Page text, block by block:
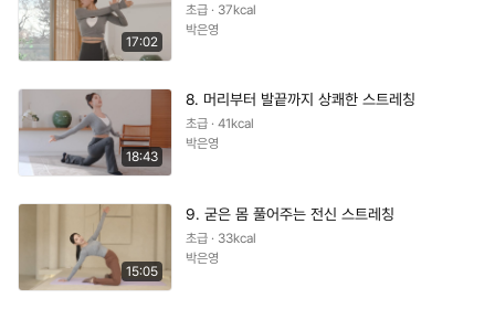
17:02
초급 · 37kcal
박은영
18:43
8. 머리부터 발끝까지 상쾌한 스트레칭
초급 · 41kcal
박은영
15:05
9. 굳은 몸 풀어주는 전신 스트레칭
초급 · 33kcal
박은영